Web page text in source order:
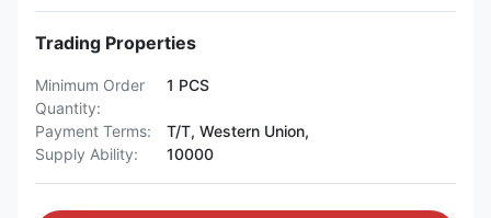
Trading Properties
Minimum Order
Quantity:
1 PCS
Payment Terms:
T/T, Western Union,
Supply Ability:
10000